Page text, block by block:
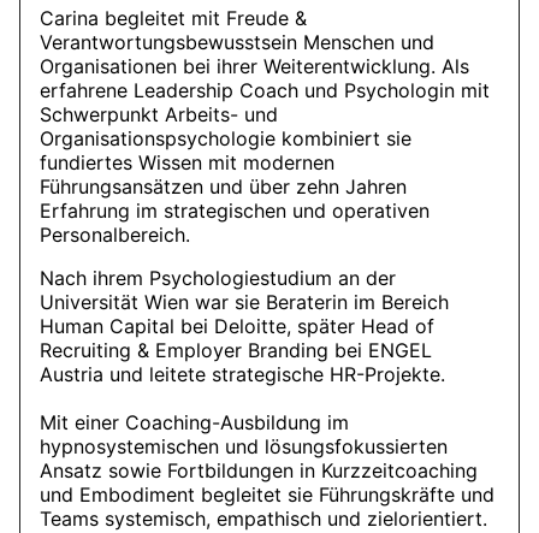
Carina begleitet mit Freude &
Verantwortungsbewusstsein Menschen und
Organisationen bei ihrer Weiterentwicklung. Als
erfahrene Leadership Coach und Psychologin mit
Schwerpunkt Arbeits- und
Organisationspsychologie kombiniert sie
fundiertes Wissen mit modernen
Führungsansätzen und über zehn Jahren
Erfahrung im strategischen und operativen
Personalbereich.
Nach ihrem Psychologiestudium an der
Universität Wien war sie Beraterin im Bereich
Human Capital bei Deloitte, später Head of
Recruiting & Employer Branding bei ENGEL
Austria und leitete strategische HR-Projekte.
Mit einer Coaching-Ausbildung im
hypnosystemischen und lösungsfokussierten
Ansatz sowie Fortbildungen in Kurzzeitcoaching
und Embodiment begleitet sie Führungskräfte und
Teams systemisch, empathisch und zielorientiert.